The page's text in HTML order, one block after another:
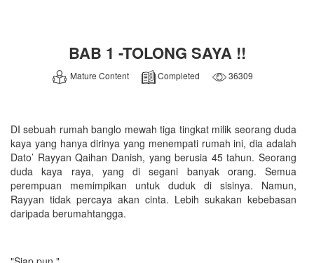
BAB 1 -TOLONG SAYA !!
Mature Content Completed 36309
DI sebuah rumah banglo mewah tiga tingkat milik seorang duda
kaya yang hanya dirinya yang menempati rumah ini, dia adalah
Dato’ Rayyan Qaihan Danish, yang berusia 45 tahun. Seorang
duda kaya raya, yang di segani banyak orang. Semua
perempuan memimpikan untuk duduk di sisinya. Namun,
Rayyan tidak percaya akan cinta. Lebih sukakan kebebasan
daripada berumahtangga.